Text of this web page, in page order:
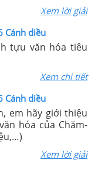
Xem lời giải
Cánh diều
tựu văn hóa tiêu
Xem chi tiết
Cánh diều
em hãy giới thiệu
hóa của Chăm-
Xem lời giải